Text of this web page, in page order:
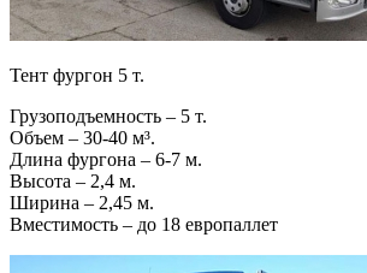
Тент фургон 5 т.
Грузоподъемность – 5 т.
Объем – 30-40 м³.
Длина фургона – 6-7 м.
Высота – 2,4 м.
Ширина – 2,45 м.
Вместимость – до 18 европаллет